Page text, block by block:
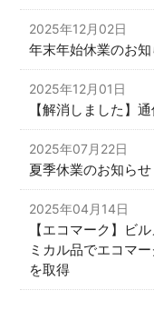
2025年12月02日
年末年始休業のお
2025年12月01日
【解消しました】
2025年07月22日
夏季休業のお知らせ
2025年04月14日
【エコマーク】ビ
ミカル品でエコマ
を取得